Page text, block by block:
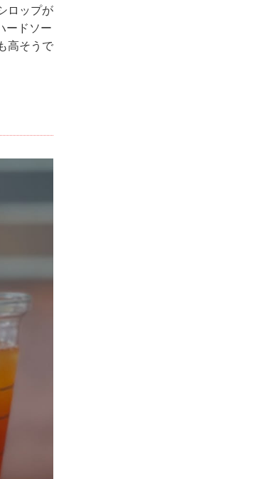
ロップが
ードソー
高そうで